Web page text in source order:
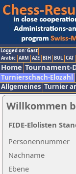
Logged on: Gast
Arabic ARM AZE BIH BUL CAT
Home Tournament-
Turnierschach-Elozahl
Allgemeines Turnier
Willkommen
Nachname
Ebene
Personennummer
FIDE-Elolisten